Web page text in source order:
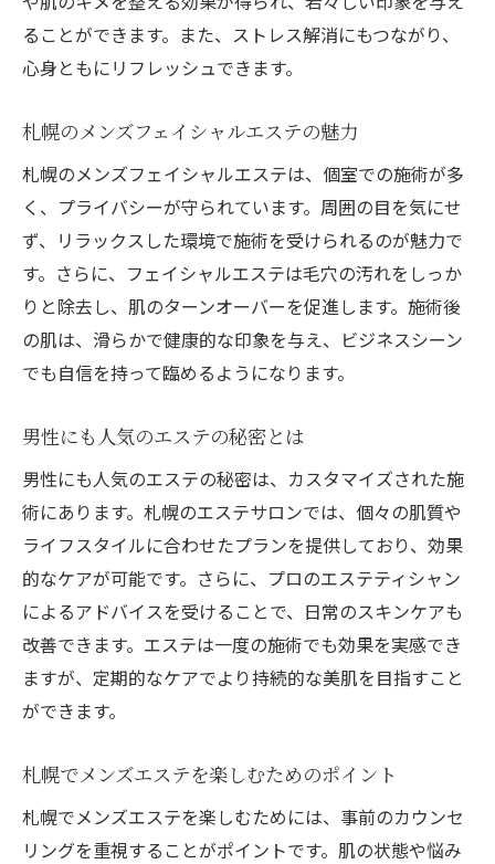
ることができます。また、ストレス解消にもつながり、
心身ともにリフレッシュできます。
札幌のメンズフェイシャルエステの魅力
札幌のメンズフェイシャルエステは、個室での施術が多
く、プライバシーが守られています。周囲の目を気にせ
ず、リラックスした環境で施術を受けられるのが魅力で
す。さらに、フェイシャルエステは毛穴の汚れをしっか
りと除去し、肌のターンオーバーを促進します。施術後
の肌は、滑らかで健康的な印象を与え、ビジネスシーン
でも自信を持って臨めるようになります。
男性にも人気のエステの秘密とは
男性にも人気のエステの秘密は、カスタマイズされた施
術にあります。札幌のエステサロンでは、個々の肌質や
ライフスタイルに合わせたプランを提供しており、効果
的なケアが可能です。さらに、プロのエステティシャン
によるアドバイスを受けることで、日常のスキンケアも
改善できます。エステは一度の施術でも効果を実感でき
ますが、定期的なケアでより持続的な美肌を目指すこと
ができます。
札幌でメンズエステを楽しむためのポイント
札幌でメンズエステを楽しむためには、事前のカウンセ
リングを重視することがポイントです。肌の状態や悩み